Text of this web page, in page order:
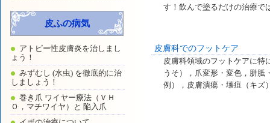
す！飲んで塗るだけの治療で
皮膚科でのフットケア
皮膚科領域のフットケアに特
うそ），爪変形・変色，胼胝
例），皮膚潰瘍・壊疽（キズ
皮ふの病気
アトピー性皮膚炎を治しまし
ょう！
みずむし (水虫) を徹底的に治
しましょう！
巻き爪 ワイヤー療法（ＶＨ
Ｏ，マチワイヤ）と 陥入爪